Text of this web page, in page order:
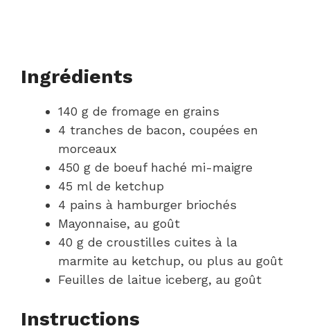
Ingrédients
140 g de fromage en grains
4 tranches de bacon, coupées en
morceaux
450 g de boeuf haché mi-maigre
45 ml de ketchup
4 pains à hamburger briochés
Mayonnaise, au goût
40 g de croustilles cuites à la
marmite au ketchup, ou plus au goût
Feuilles de laitue iceberg, au goût
Instructions